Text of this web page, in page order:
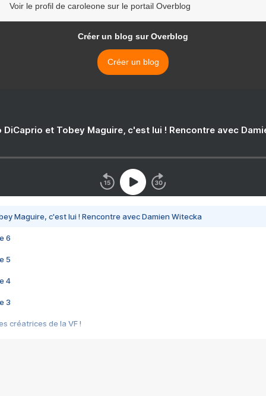
Voir le profil de caroleone sur le portail Overblog
Créer un blog sur Overblog
Créer un blog
DiCaprio et Tobey Maguire, c'est lui ! Rencontre avec
Maguire, c'est lui ! Rencontre avec Damien Witecka
6
5
4
3
créatrices de la VF !